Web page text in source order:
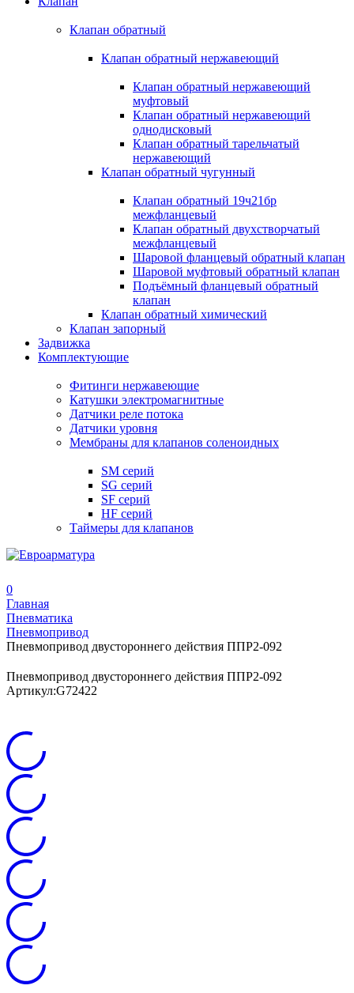
Клапан обратный
Клапан обратный нержавеющий
Клапан обратный нержавеющий
муфтовый
Клапан обратный нержавеющий
однодисковый
Клапан обратный тарельчатый
нержавеющий
Клапан обратный чугунный
Клапан обратный 19ч21бр
межфланцевый
Клапан обратный двухстворчатый
межфланцевый
Шаровой фланцевый обратный клапан
Шаровой муфтовый обратный клапан
Подъёмный фланцевый обратный
клапан
Клапан обратный химический
Клапан запорный
Задвижка
Комплектующие
Фитинги нержавеющие
Катушки электромагнитные
Датчики реле потока
Датчики уровня
Мембраны для клапанов соленоидных
SM серий
SG серий
SF серий
HF серий
Таймеры для клапанов
0
Главная
Пневматика
Пневмопривод
Пневмопривод двустороннего действия ППР2-092
Пневмопривод двустороннего действия ППР2-092
Артикул:G72422